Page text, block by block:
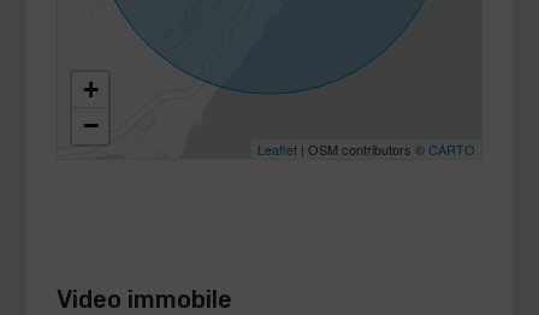
+
−
Leaflet| OSM contributors ©CARTO
Video immobile